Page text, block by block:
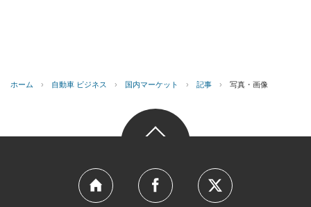
ホーム › 自動車 ビジネス › 国内マーケット › 記事 › 写真・画像